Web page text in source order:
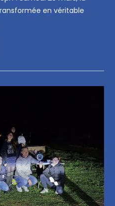
en véritable